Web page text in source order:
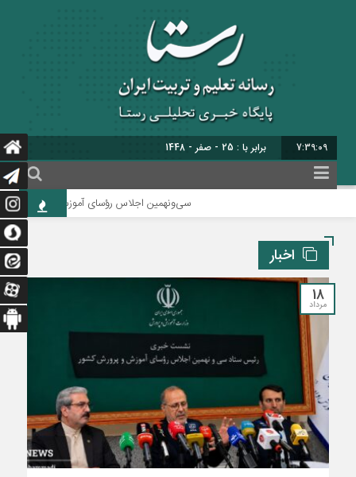
7:39:10 برابر با : 25 - صفر - 1448
سی‌ونهمین اجلاس رؤسای آموزش و پرورش کشور با
اخبار
18
مرداد